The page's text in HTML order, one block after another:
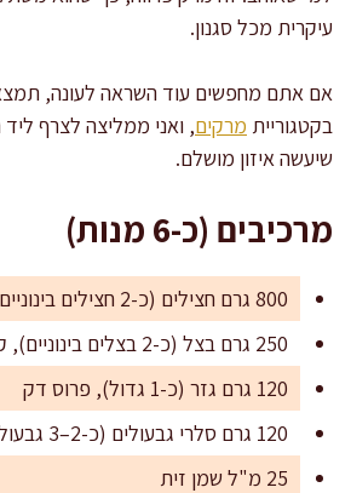
עיקרית מכל סגנון.
אם אתם מחפשים עוד השראה לעונה,
בקטגוריית מרקים, ואני ממליצה לצרף
שיעשה איזון מושלם.
מרכיבים (כ-6 מנות)
800 גרם חצילים (כ-2 חצילים בינוניים)
250 גרם בצל (כ-2 בצלים בינוניים), קצוץ גס
120 גרם גזר (כ-1 גדול), פרוס דק
120 גרם סלרי גבעולים (כ-2–3 גבעולים), פרוס
25 מ"ל שמן זית